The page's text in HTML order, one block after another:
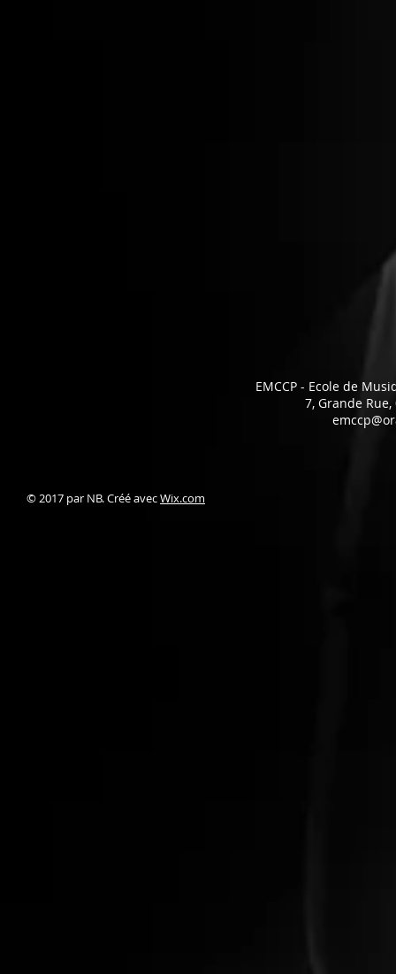
EMCCP - Ecole de
7, Grande Rue,
© 2017 par NB. Créé avecWix.com